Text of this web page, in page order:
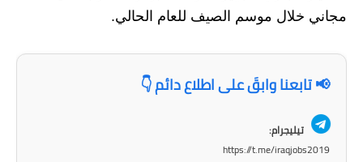
المرحلة الاعدادية
اسئلة وزارية
المرحلة الابتدائية
مجاني خلال موسم الصيف للعام الحالي.
📢 تابعنا وابقَ على اطلاع دائم 👇
تيليجرام:
https://t.me/iraqjobs2019